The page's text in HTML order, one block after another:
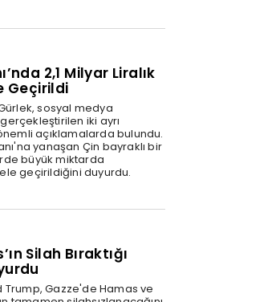
2,1 Milyar Liralık
Geçirildi
sosyal medya
iki ayrı
açıklamalarda bulundu.
yanaşan Çin bayraklı bir
büyük miktarda
geçirildiğini duyurdu.
Silah Bıraktığı
Trump, Gazze'de Hamas ve